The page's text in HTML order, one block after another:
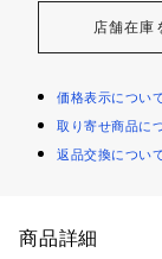
店舗在庫
価格表示につい
取り寄せ商品に
返品交換につい
商品詳細